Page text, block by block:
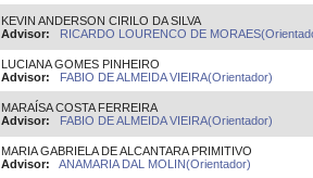
KEVIN ANDERSON CIRILO DA SILVA
Advisor:
RICARDO LOURENCO DE
LUCIANA GOMES PINHEIRO
Advisor:
FABIO DE ALMEIDA VIEIRA(Orientador)
MARAÍSA COSTA FERREIRA
Advisor:
FABIO DE ALMEIDA VIEIRA(Orientador)
MARIA GABRIELA DE ALCANTARA PRIMITIVO
Advisor:
ANAMARIA DAL MOLIN(Orientador)